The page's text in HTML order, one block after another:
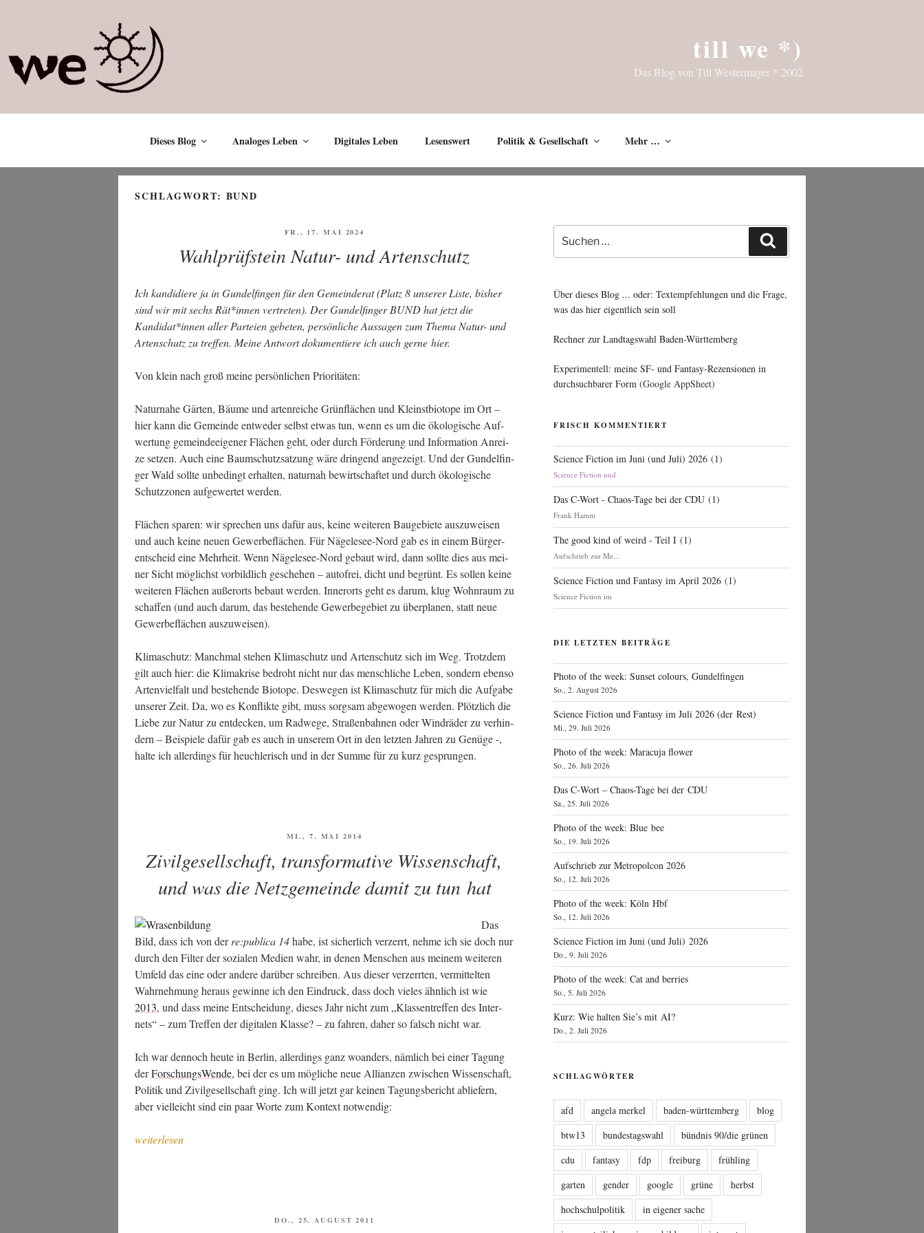
till we *)
Das Blog von Till Westermayer * 2002
Dieses Blog Analoges Leben Digitales Leben Lesenswert Politik & Gesellschaft Mehr …
SCHLAGWORT: BUND
VERÖFFENTLICHT
FR., 17. MAI 2024
Wahlprüfstein Natur- und Artenschutz
Ich kan­di­die­re ja in Gun­del­fin­gen für den Gemein­de­rat (Platz 8 unse­rer Lis­te, bis­her
sind wir mit sechs Rät*innen ver­tre­ten). Der Gun­del­fin­ger BUND hat jetzt die
Kandidat*innen aller Par­tei­en gebe­ten, per­sön­li­che Aus­sa­gen zum The­ma Natur- und
Arten­schutz zu tref­fen. Mei­ne Ant­wort doku­men­tie­re ich auch ger­ne hier.
Von klein nach groß mei­ne per­sön­li­chen Prioritäten:
Natur­na­he Gär­ten, Bäu­me und arten­rei­che Grün­flä­chen und Kleinst­bio­to­pe im Ort –
hier kann die Gemein­de ent­we­der selbst etwas tun, wenn es um die öko­lo­gi­sche Auf­
wer­tung gemein­de­ei­ge­ner Flä­chen geht, oder durch För­de­rung und Infor­ma­ti­on Anrei­
ze set­zen. Auch eine Baum­schutz­sat­zung wäre drin­gend ange­zeigt. Und der Gun­del­fin­
ger Wald soll­te unbe­dingt erhal­ten, natur­nah bewirt­schaf­tet und durch öko­lo­gi­sche
Schutz­zo­nen auf­ge­wer­tet werden.
Flä­chen spa­ren: wir spre­chen uns dafür aus, kei­ne wei­te­ren Bau­ge­bie­te aus­zu­wei­sen
und auch kei­ne neu­en Gewer­be­flä­chen. Für Näge­le­see-Nord gab es in einem Bür­ger­
ent­scheid eine Mehr­heit. Wenn Näge­le­see-Nord gebaut wird, dann soll­te dies aus mei­
ner Sicht mög­lichst vor­bild­lich gesche­hen – auto­frei, dicht und begrünt. Es sol­len kei­ne
wei­te­ren Flä­chen außer­orts bebaut wer­den. Inner­orts geht es dar­um, klug Wohn­raum zu
schaf­fen (und auch dar­um, das bestehen­de Gewer­be­ge­biet zu über­pla­nen, statt neue
Gewer­be­flä­chen auszuweisen).
Kli­ma­schutz: Manch­mal ste­hen Kli­ma­schutz und Arten­schutz sich im Weg. Trotz­dem
gilt auch hier: die Kli­ma­kri­se bedroht nicht nur das mensch­li­che Leben, son­dern eben­so
Arten­viel­falt und bestehen­de Bio­to­pe. Des­we­gen ist Kli­ma­schutz für mich die Auf­ga­be
unse­rer Zeit. Da, wo es Kon­flik­te gibt, muss sorg­sam abge­wo­gen wer­den. Plötz­lich die
Lie­be zur Natur zu ent­de­cken, um Rad­we­ge, Stra­ßen­bah­nen oder Wind­rä­der zu ver­hin­
dern – Bei­spie­le dafür gab es auch in unse­rem Ort in den letz­ten Jah­ren zu Genü­ge -,
hal­te ich aller­dings für heuch­le­risch und in der Sum­me für zu kurz gesprungen.
VERÖFFENTLICHT
MI., 7. MAI 2014
Zivilgesellschaft, transformative Wissenschaft,
und was die Netzgemeinde damit zu tun hat
Das
Bild, dass ich von derre:publica 14habe, ist sicher­lich ver­zerrt, neh­me ich sie doch nur
durch den Fil­ter der sozia­len Medi­en wahr, in denen Men­schen aus mei­nem wei­te­ren
Umfeld das eine oder ande­re dar­über schrei­ben. Aus die­ser ver­zerr­ten, ver­mit­tel­ten
Wahr­neh­mung her­aus gewin­ne ich den Ein­druck, dass doch vie­les ähn­lich ist wie
2013, und dass mei­ne Ent­schei­dung, die­ses Jahr nicht zum „Klas­sen­tref­fen des Inter­
nets“ – zum Tref­fen der digi­ta­len Klas­se? – zu fah­ren, daher so falsch nicht war.
Ich war den­noch heu­te in Ber­lin, aller­dings ganz woan­ders, näm­lich bei einer Tagung
derFor­schungs­Wen­de, bei der es um mög­li­che neue Alli­an­zen zwi­schen Wis­sen­schaft,
Poli­tik und Zivil­ge­sell­schaft ging. Ich will jetzt gar kei­nen Tagungs­be­richt ablie­fern,
aber viel­leicht sind ein paar Wor­te zum Kon­text notwendig:
„Zivil­
weiterlesen
VERÖFFENTLICHT
DO., 25. AUGUST 2011
Suche
nach:
Über dieses Blog ... oder: Textempfehlungen und die Frage,
was das hier eigentlich sein soll
Rechner zur Landtagswahl Baden-Württemberg
Experimentell: meine SF- und Fantasy-Rezensionen in
durchsuchbarer Form (Google AppSheet)
FRISCH KOMMENTIERT
Science Fiction im Juni (und Juli) 2026 (1)
Science Fiction und
Das C-Wort - Chaos-Tage bei der CDU (1)
Frank Hamm
The good kind of weird - Teil I (1)
Aufschrieb zur Me...
Science Fiction und Fantasy im April 2026 (1)
Science Fiction im
DIE LETZTEN BEITRÄGE
Photo of the week: Sunset colours, Gundelfingen
So., 2. August 2026
Science Fiction und Fantasy im Juli 2026 (der Rest)
Mi., 29. Juli 2026
Photo of the week: Maracuja flower
So., 26. Juli 2026
Das C‑Wort – Chaos-Tage bei der CDU
Sa., 25. Juli 2026
Photo of the week: Blue bee
So., 19. Juli 2026
Aufschrieb zur Metropolcon 2026
So., 12. Juli 2026
Photo of the week: Köln Hbf
So., 12. Juli 2026
Science Fiction im Juni (und Juli) 2026
Do., 9. Juli 2026
Photo of the week: Cat and berries
So., 5. Juli 2026
Kurz: Wie halten Sie’s mit AI?
Do., 2. Juli 2026
SCHLAGWÖRTER
afd angela merkel baden-württemberg
blog
btw13
bundestagswahl
bündnis 90/die grünen
cdu
fantasy fdp freiburg
frühling
garten
gender google grüne
herbst
hochschulpolitik
in eigener sache